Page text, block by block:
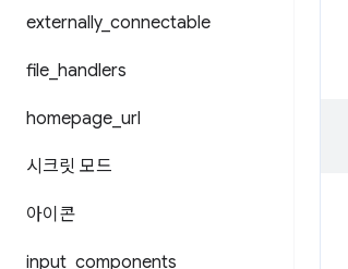
externally_ connectable
file handlers
homepage url
시크릿 모드
아이콘
input components